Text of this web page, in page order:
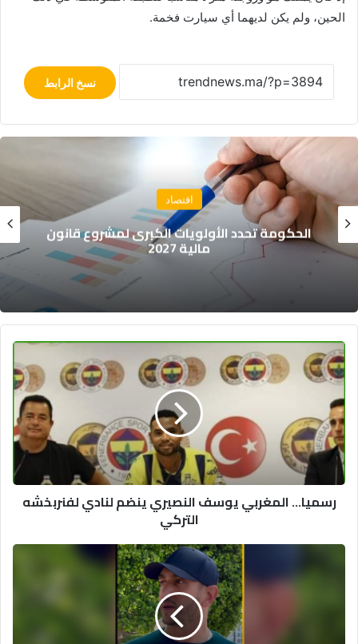
الحين، ولم يكن لديهما أي سيارت فخمة.
نسخ الرابط
اقتصاد
الحكومة تحدد الأولويات الكبرى لمشروع قانون
مالية 2027
رسميا...
المغربي
يوسف
النصيري
ينضم
لنادي
لفنربخشه
التركي
رسميا... المغربي يوسف النصيري ينضم لنادي لفنربخشه
التركي
هذا